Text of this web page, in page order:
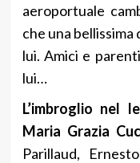
aeroportuale
che una bellissima
lui. Amici e
lui…
L’imbroglio nel
Maria Grazia
Parillaud,